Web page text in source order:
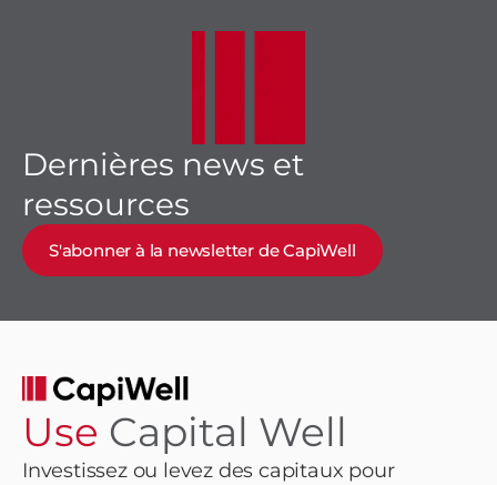
Dernières news et
ressources
S'abonner à la newsletter de CapiWell
Use Capital Well
Investissez ou levez des capitaux pour